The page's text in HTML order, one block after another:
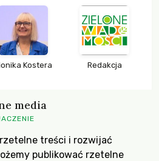
Kostera Redakcja
media
treści i rozwijać
publikować rzetelne